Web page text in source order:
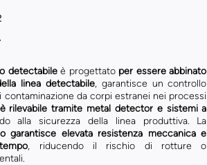
detectabileè progettato per essere abbinato
linea detectabile, garantisce un controllo
da corpi estranei nei processi
rilevabile tramite metal detector e sistemi a
alla sicurezza della linea produttiva. La
garantisce elevata resistenza meccanica e
, riducendo il rischio di rotture o